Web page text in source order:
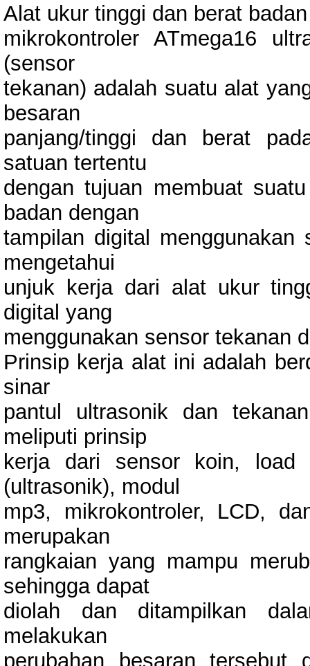
Alat ukur tinggi dan berat
mikrokontroler ATmega16
(sensor
tekanan) adalah suatu alat
besaran
panjang/tinggi dan berat
satuan tertentu
dengan tujuan membuat
badan dengan
tampilan digital
mengetahui
unjuk kerja dari alat ukur
digital yang
menggunakan sensor tekanan
Prinsip kerja alat ini adalah
sinar
pantul ultrasonik dan
meliputi prinsip
kerja dari sensor koin, load
(ultrasonik), modul
mp3, mikrokontroler, LCD,
merupakan
rangkaian yang mampu
sehingga dapat
diolah dan ditampilkan
melakukan
perubahan besaran tersebut